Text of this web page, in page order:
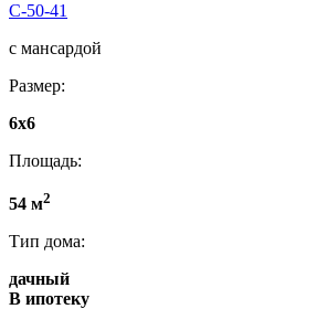
C-50-41
с мансардой
Размер:
6х6
Площадь:
54 м2
Тип дома:
дачный
В ипотеку